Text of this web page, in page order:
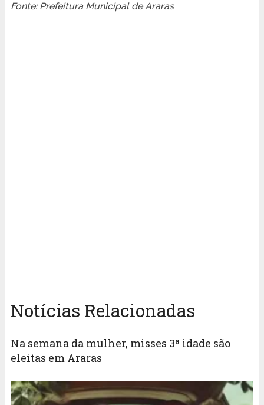
Fonte: Prefeitura Municipal de Araras
Notícias Relacionadas
Na semana da mulher, misses 3ª idade são
eleitas em Araras